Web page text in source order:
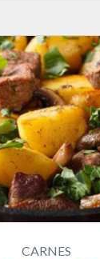
CARNES